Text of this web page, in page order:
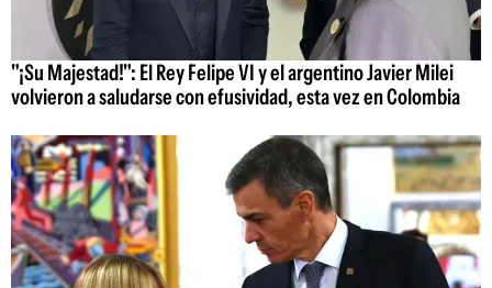
"¡Su Majestad!": El Rey Felipe VI y el argentino Javier Milei
volvieron a saludarse con efusividad, esta vez en Colombia